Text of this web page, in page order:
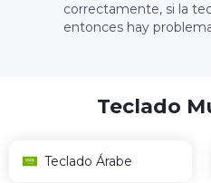
correctamente, si la
entonces hay
Teclado
Teclado Árabe